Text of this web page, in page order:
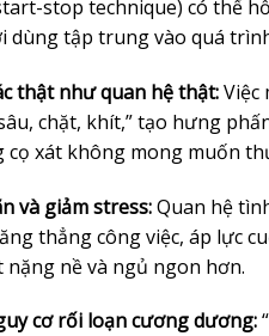
stop technique) có thể
dùng tập trung vào quá
thật như quan hệ thật:Việc
chặt, khít,” tạo hưng
cọ xát không mong muốn
và giảm stress:Quan hệ
thẳng công việc, áp lực
nặng nề và ngủ ngon hơn.
cơ rối loạn cương dương: